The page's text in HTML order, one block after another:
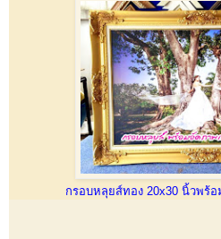
กรอบหลุยส์ทอง 20x30 นิ้วพร้